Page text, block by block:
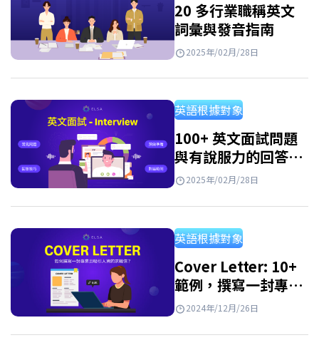
20 多行業職稱英文
詞彙與發音指南
2025年/02月/28日
英語根據對象
100+ 英文面試問題
與有說服力的回答技
巧2025年/02月/28日
英語根據對象
Cover Letter: 10+
範例，撰寫一封專業
且令人印象深刻的求
2024年/12月/26日